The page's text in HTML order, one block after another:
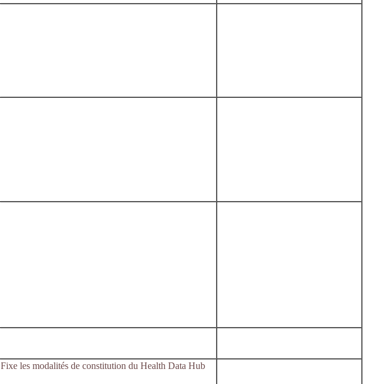
Fixe les modalités de constitution du Health Data Hub